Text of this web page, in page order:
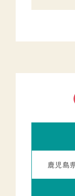
鹿児島